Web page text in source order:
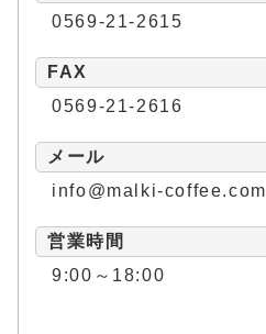
0569-21-2615
FAX
0569-21-2616
メール
info@malki-coffee.com
営業時間
9:00～18:00